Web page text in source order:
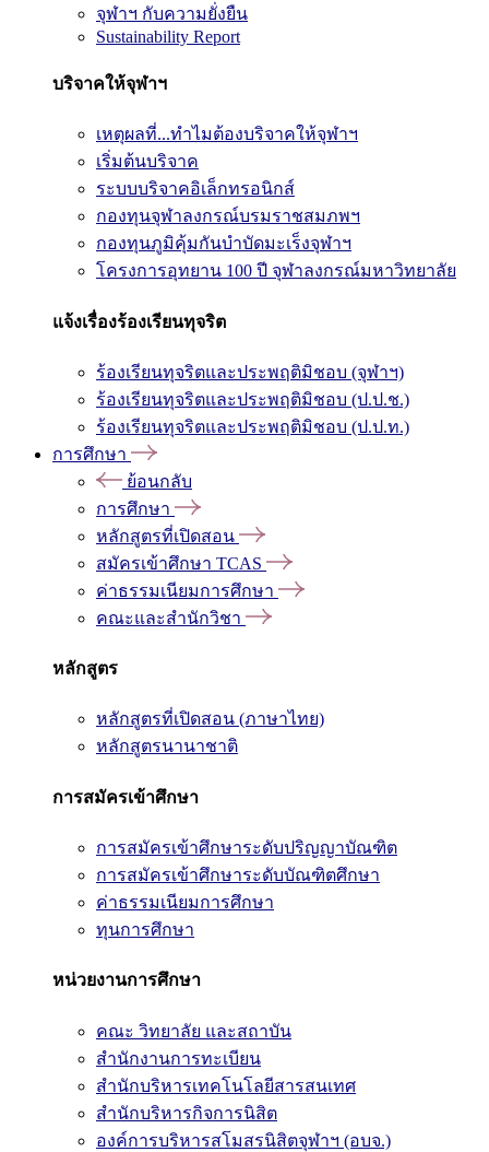
จุฬาฯ กับความยั่งยืน
Sustainability Report
บริจาคให้จุฬาฯ
เหตุผลที่...ทำไมต้องบริจาคให้จุฬาฯ
เริ่มต้นบริจาค
ระบบบริจาคอิเล็กทรอนิกส์
กองทุนจุฬาลงกรณ์บรมราชสมภพฯ
กองทุนภูมิคุ้มกันบำบัดมะเร็งจุฬาฯ
โครงการอุทยาน 100 ปี จุฬาลงกรณ์มหาวิทยาลัย
แจ้งเรื่องร้องเรียนทุจริต
ร้องเรียนทุจริตและประพฤติมิชอบ (จุฬาฯ)
ร้องเรียนทุจริตและประพฤติมิชอบ (ป.ป.ช.)
ร้องเรียนทุจริตและประพฤติมิชอบ (ป.ป.ท.)
การศึกษา
ย้อนกลับ
การศึกษา
หลักสูตรที่เปิดสอน
สมัครเข้าศึกษา TCAS
ค่าธรรมเนียมการศึกษา
คณะและสำนักวิชา
หลักสูตร
หลักสูตรที่เปิดสอน (ภาษาไทย)
หลักสูตรนานาชาติ
การสมัครเข้าศึกษา
การสมัครเข้าศึกษาระดับปริญญาบัณฑิต
การสมัครเข้าศึกษาระดับบัณฑิตศึกษา
ค่าธรรมเนียมการศึกษา
ทุนการศึกษา
หน่วยงานการศึกษา
คณะ วิทยาลัย และสถาบัน
สำนักงานการทะเบียน
สำนักบริหารเทคโนโลยีสารสนเทศ
สำนักบริหารกิจการนิสิต
องค์การบริหารสโมสรนิสิตจุฬาฯ (อบจ.)